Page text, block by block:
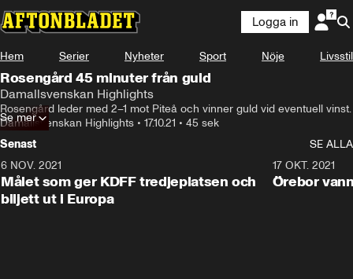
Logga in
Hem Serier Nyheter Sport Nöje Livsstil
Rosengård 45 minuter från guld
Damallsvenskan Highlights
Rosengård leder med 2–1 mot Piteå och vinner guld vid eventuell vinst.
Damallsvenskan Highlights • 17.10.21 • 45 sek
Se mer
Senast
SE ALLA
6 NOV. 2021
Målet som ger KDFF tredjeplatsen och
biljett ut i Europa
17 OKT. 2021
Örebor